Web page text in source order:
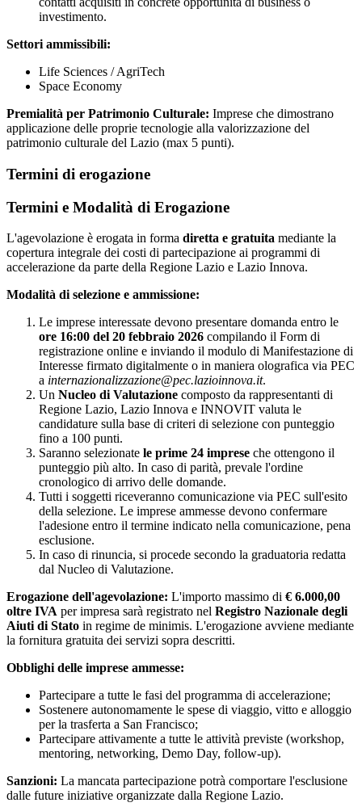
investimento.
Settori ammissibili:
Life Sciences / AgriTech
Space Economy
Premialità per Patrimonio Culturale: Imprese che dimostrano
applicazione delle proprie tecnologie alla valorizzazione del
patrimonio culturale del Lazio (max 5 punti).
Termini di erogazione
Termini e Modalità di Erogazione
L'agevolazione è erogata in forma diretta e gratuita mediante la
copertura integrale dei costi di partecipazione ai programmi di
accelerazione da parte della Regione Lazio e Lazio Innova.
Modalità di selezione e ammissione:
Le imprese interessate devono presentare domanda entro le
ore 16:00 del 20 febbraio 2026 compilando il Form di
registrazione online e inviando il modulo di Manifestazione di
Interesse firmato digitalmente o in maniera olografica via PEC
a internazionalizzazione@pec.lazioinnova.it.
Un Nucleo di Valutazione composto da rappresentanti di
Regione Lazio, Lazio Innova e INNOVIT valuta le
candidature sulla base di criteri di selezione con punteggio
fino a 100 punti.
Saranno selezionate le prime 24 imprese che ottengono il
punteggio più alto. In caso di parità, prevale l'ordine
cronologico di arrivo delle domande.
Tutti i soggetti riceveranno comunicazione via PEC sull'esito
della selezione. Le imprese ammesse devono confermare
l'adesione entro il termine indicato nella comunicazione, pena
esclusione.
In caso di rinuncia, si procede secondo la graduatoria redatta
dal Nucleo di Valutazione.
Erogazione dell'agevolazione: L'importo massimo di € 6.000,00
oltre IVA per impresa sarà registrato nel Registro Nazionale degli
Aiuti di Stato in regime de minimis. L'erogazione avviene mediante
la fornitura gratuita dei servizi sopra descritti.
Obblighi delle imprese ammesse:
Partecipare a tutte le fasi del programma di accelerazione;
Sostenere autonomamente le spese di viaggio, vitto e alloggio
per la trasferta a San Francisco;
Partecipare attivamente a tutte le attività previste (workshop,
mentoring, networking, Demo Day, follow-up).
Sanzioni: La mancata partecipazione potrà comportare l'esclusione
dalle future iniziative organizzate dalla Regione Lazio.